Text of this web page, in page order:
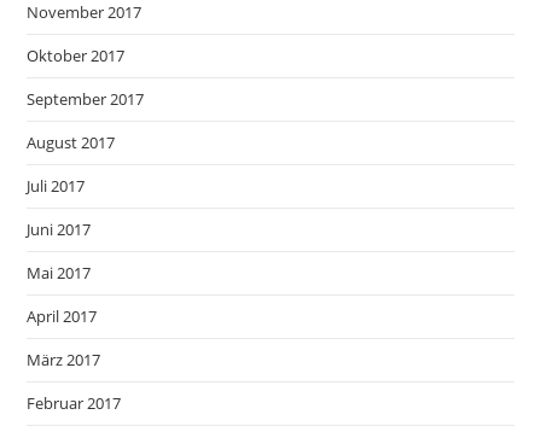
November 2017
Oktober 2017
September 2017
August 2017
Juli 2017
Juni 2017
Mai 2017
April 2017
März 2017
Februar 2017